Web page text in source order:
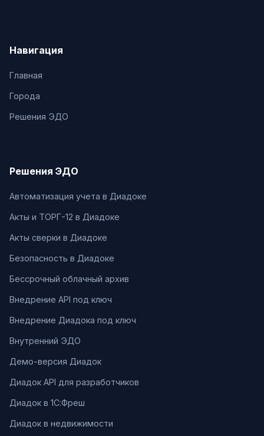
Навигация
Главная
Города
Решения ЭДО
Решения ЭДО
Автоматизация учета в Диадоке
Акты и ТОРГ-12 в Диадоке
Акты сверки в Диадоке
Безопасность в Диадоке
Бессрочный облачный архив
Внедрение API под ключ
Внедрение Диадока под ключ
Внутренний ЭДО
Демо-версия Диадок
Диадок API для разработчиков
Диадок в 1С:Фреш
Диадок в недвижимости